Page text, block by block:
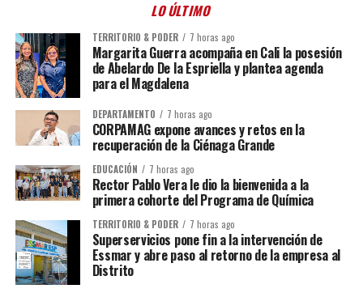
LO ÚLTIMO
TERRITORIO & PODER 7 horas ago
Margarita Guerra acompaña en Cali la posesión
de Abelardo De la Espriella y plantea agenda
para el Magdalena
DEPARTAMENTO 7 horas ago
CORPAMAG expone avances y retos en la
recuperación de la Ciénaga Grande
EDUCACIÓN 7 horas ago
Rector Pablo Vera le dio la bienvenida a la
primera cohorte del Programa de Química
TERRITORIO & PODER 7 horas ago
Superservicios pone fin a la intervención de
Essmar y abre paso al retorno de la empresa al
Distrito